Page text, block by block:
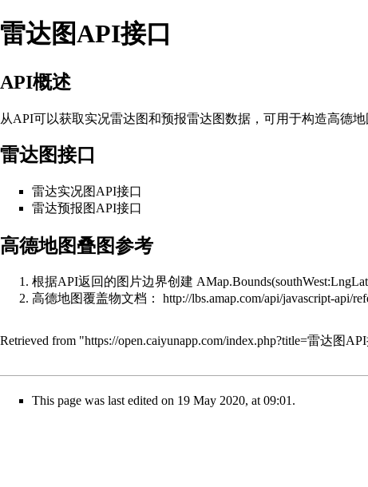
雷达图API接口
API概述
从API可以获取实况雷达图和预报雷达图数据，可用于构造高德
雷达图接口
雷达实况图API接口
雷达预报图API接口
高德地图叠图参考
根据API返回的图片边界创建
高德地图覆盖物文档： http://lbs.amap.com/api/javascript-api/
Retrieved from "https://open.caiyunapp.com/index.php?title=雷达图
This page was last edited on 19 May 2020, at 09:01.